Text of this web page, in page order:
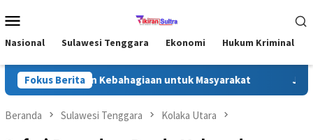
ke
Mobile
Nasional Sulawesi Tenggara Ekonomi Hukum Kriminal
Fokus Berita
Bagikan Kebahagiaan untuk Masyarakat Jejak Kasih
Beranda Sulawesi Tenggara Kolaka Utara